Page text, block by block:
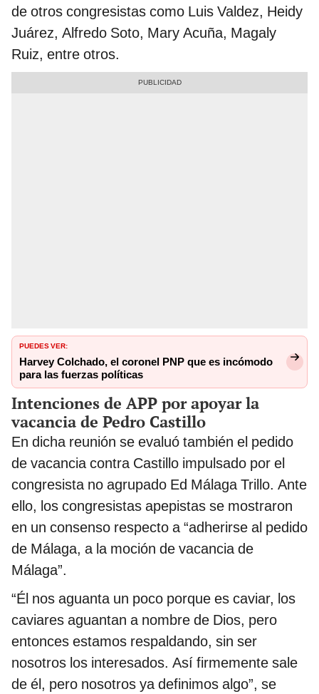
de otros congresistas como Luis Valdez, Heidy
Juárez, Alfredo Soto, Mary Acuña, Magaly
Ruiz, entre otros.
PUEDES VER:
Harvey Colchado, el coronel PNP que es incómodo
para las fuerzas políticas
Intenciones de APP por apoyar la
vacancia de Pedro Castillo
En dicha reunión se evaluó también el pedido
de vacancia contra Castillo impulsado por el
congresista no agrupado Ed Málaga Trillo. Ante
ello, los congresistas apepistas se mostraron
en un consenso respecto a “adherirse al pedido
de Málaga, a la moción de vacancia de
Málaga”.
“Él nos aguanta un poco porque es caviar, los
caviares aguantan a nombre de Dios, pero
entonces estamos respaldando, sin ser
nosotros los interesados. Así firmemente sale
de él, pero nosotros ya definimos algo”, se